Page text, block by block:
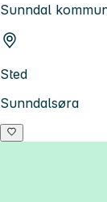
Sunndal
Sted
Sunndalsøra